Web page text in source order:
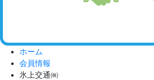
ホーム
会員情報
氷上交通㈱